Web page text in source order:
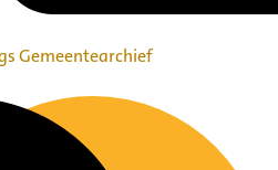
Gemeentearchief